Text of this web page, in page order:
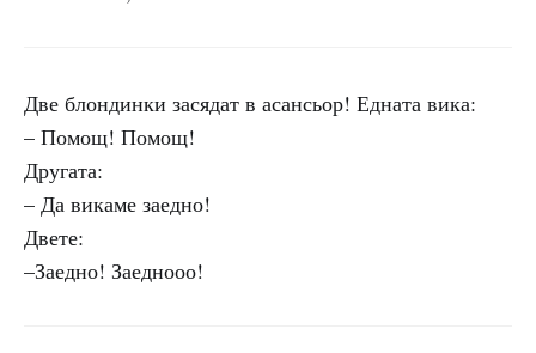
Две блондинки засядат в асансьор! Едната вика:
– Помощ! Помощ!
Другата:
– Да викаме заедно!
Двете:
–Заедно! Заеднооо!